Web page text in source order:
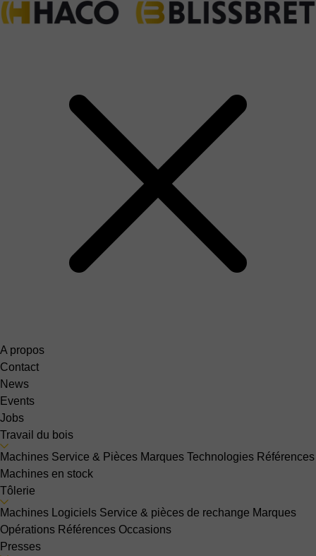
A propos
Contact
News
Events
Jobs
Travail du bois
Machines Service & Pièces Marques Technologies Références
Machines en stock
Tôlerie
Machines
Logiciels Service & pièces de rechange Marques
Opérations Références Occasions
Presses